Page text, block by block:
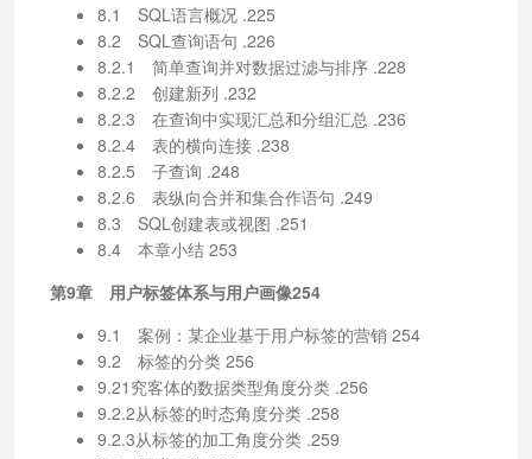
8.1 SQL语言概况 .225
8.2 SQL查询语句 .226
8.2.1 简单查询并对数据过滤与排序 .228
8.2.2 创建新列 .232
8.2.3 在查询中实现汇总和分组汇总 .236
8.2.4 表的横向连接 .238
8.2.5 子查询 .248
8.2.6 表纵向合并和集合作语句 .249
8.3 SQL创建表或视图 .251
8.4 本章小结 253
第9章 用户标签体系与用户画像254
9.1 案例：某企业基于用户标签的营销 254
9.2 标签的分类 256
9.21究客体的数据类型角度分类 .256
9.2.2从标签的时态角度分类 .258
9.2.3从标签的加工角度分类 .259